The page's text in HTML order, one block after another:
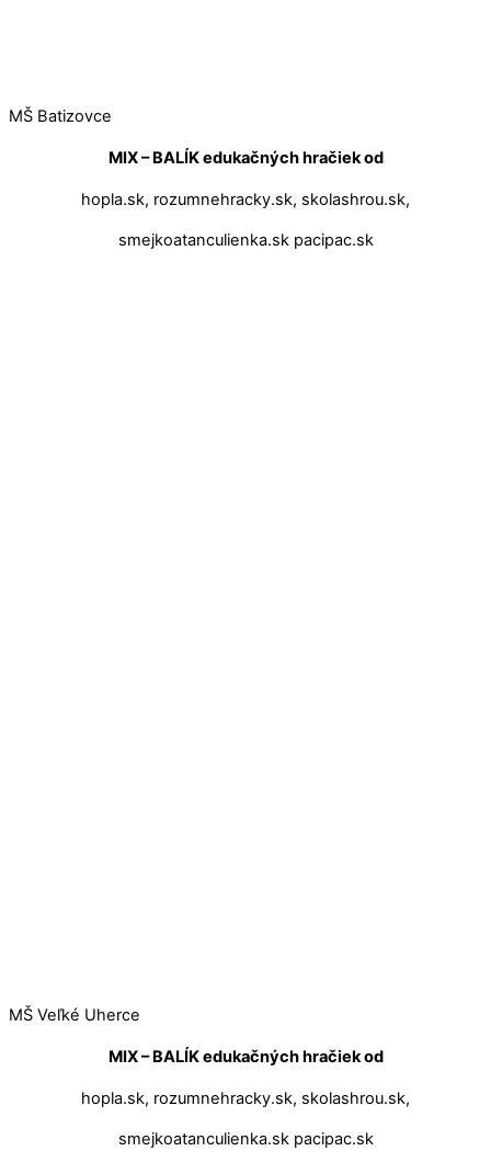
MŠ Batizovce
MIX – BALÍK edukačných hračiek od
hopla.sk, rozumnehracky.sk, skolashrou.sk,
smejkoatanculienka.sk pacipac.sk
MŠ Veľké Uherce
MIX – BALÍK edukačných hračiek od
hopla.sk, rozumnehracky.sk, skolashrou.sk,
smejkoatanculienka.sk pacipac.sk